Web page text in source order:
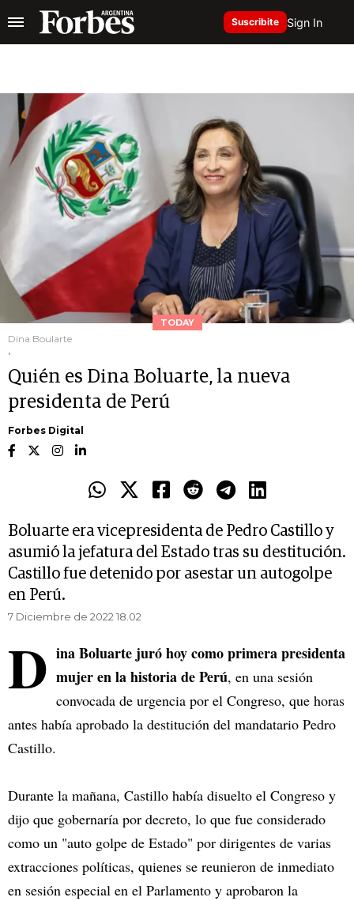
Suscribite Sign In
TODAY
Dina Boularte
.
Quién es Dina Boluarte, la nueva
presidenta de Perú
Forbes Digital
Boluarte era vicepresidenta de Pedro Castillo y
asumió la jefatura del Estado tras su destitución.
Castillo fue detenido por asestar un autogolpe
en Perú.
7 Diciembre de 2022 18.02
D ina Boluarte juró hoy como primera presidenta
mujer en la historia de Perú, en una sesión
convocada de urgencia por el Congreso, que horas
antes había aprobado la destitución del mandatario Pedro
Castillo.
Durante la mañana, Castillo había disuelto el Congreso y
dijo que gobernaría por decreto, lo que fue considerado
como un "auto golpe de Estado" por dirigentes de varias
extracciones políticas, quienes se reunieron de inmediato
en sesión especial en el Parlamento y aprobaron la